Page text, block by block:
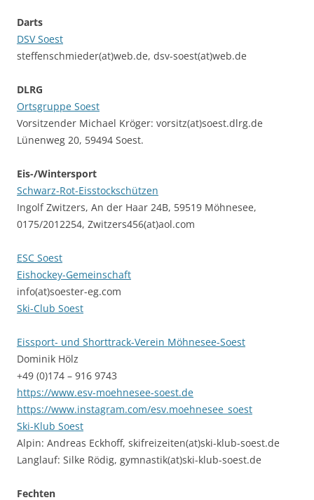
Darts
DSV Soest
steffenschmieder(at)web.de, dsv-soest(at)web.de
DLRG
Ortsgruppe Soest
Vorsitzender Michael Kröger: vorsitz(at)soest.dlrg.de
Lünenweg 20, 59494 Soest.
Eis-/Wintersport
Schwarz-Rot-Eisstockschützen
Ingolf Zwitzers, An der Haar 24B, 59519 Möhnesee,
0175/2012254, Zwitzers456(at)aol.com
ESC Soest
Eishockey-Gemeinschaft
info(at)soester-eg.com
Ski-Club Soest
Eissport- und Shorttrack-Verein Möhnesee-Soest
Dominik Hölz
+49 (0)174 – 916 9743
https://www.esv-moehnesee-soest.de
https://www.instagram.com/esv.moehnesee_soest
Ski-Klub Soest
Alpin: Andreas Eckhoff, skifreizeiten(at)ski-klub-soest.de
Langlauf: Silke Rödig, gymnastik(at)ski-klub-soest.de
Fechten